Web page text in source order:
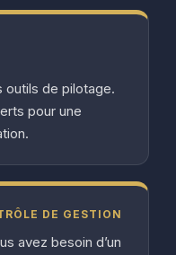
outils de pilotage.
pour une
DE GESTION
avez besoin d’un